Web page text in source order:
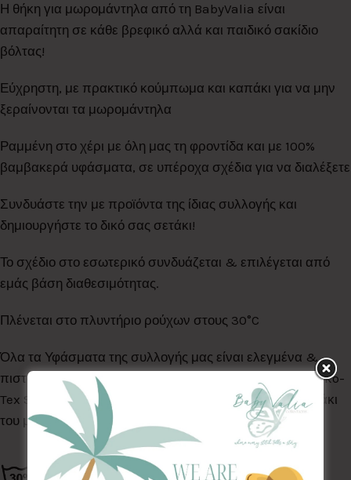
Η θήκη για μωρομάντηλα από τη BabyValia είναι
απαραίτητη σε κάθε βρεφικό αλλά και παιδικό σακίδιο
βόλτας!
Εύχρηστη, με πρακτικό κούμπωμα και καπάκι για να μην
ξεραίνονται τα μωρομάντηλα
Ραμμένη στο χέρι με όλη μας τη φροντίδα και με 100%
βαμβακερά υφάσματα, σε υπέροχα σχέδια για να διαλέξετε
Συνδυάστε την με προϊόντα της ίδιας συλλογής και
δημιουργήστε το δικό σας σετάκι!
Το σχέδιο στο εσωτερικό συνδυάζεται & επιλέγεται από
εμάς βάση διαθεσιμότητας.
Πλένεται στο πλυντήριο ρούχων στους 30°C
Όλα τα Υφάσματα της συλλογής μας είναι ελεγμένα &
πιστοποιημένα για βλαβερές ουσίες σύμφωνα με το Oeko-
Tex Standard 100, κατάλληλα για το ευαίσθητο δερματάκι
του μωρού σας.